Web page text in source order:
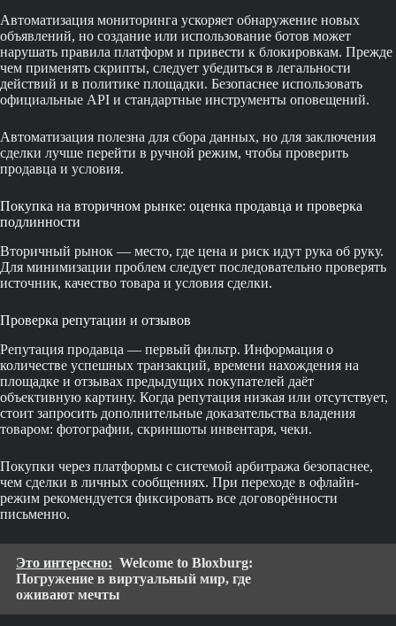
Автоматизация мониторинга ускоряет обнаружение новых
объявлений, но создание или использование ботов может
нарушать правила платформ и привести к блокировкам. Прежде
чем применять скрипты, следует убедиться в легальности
действий и в политике площадки. Безопаснее использовать
официальные API и стандартные инструменты оповещений.
Автоматизация полезна для сбора данных, но для заключения
сделки лучше перейти в ручной режим, чтобы проверить
продавца и условия.
Покупка на вторичном рынке: оценка продавца и проверка
подлинности
Вторичный рынок — место, где цена и риск идут рука об руку.
Для минимизации проблем следует последовательно проверять
источник, качество товара и условия сделки.
Проверка репутации и отзывов
Репутация продавца — первый фильтр. Информация о
количестве успешных транзакций, времени нахождения на
площадке и отзывах предыдущих покупателей даёт
объективную картину. Когда репутация низкая или отсутствует,
стоит запросить дополнительные доказательства владения
товаром: фотографии, скриншоты инвентаря, чеки.
Покупки через платформы с системой арбитража безопаснее,
чем сделки в личных сообщениях. При переходе в офлайн-
режим рекомендуется фиксировать все договорённости
письменно.
Это интересно: Welcome to Bloxburg:
Погружение в виртуальный мир, где
оживают мечты